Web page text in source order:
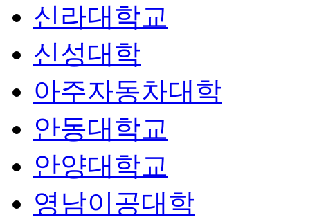
신라대학교
신성대학
아주자동차대학
안동대학교
안양대학교
영남이공대학